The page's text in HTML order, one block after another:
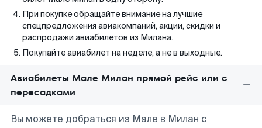
При покупке обращайте внимание на лучшие
спецпредложения авиакомпаний, акции, скидки и
распродажи авиабилетов из Милана.
Покупайте авиабилет на неделе, а не в выходные.
Авиабилеты Мале Милан прямой рейс или с
пересадками
Вы можете добраться из Мале в Милан с